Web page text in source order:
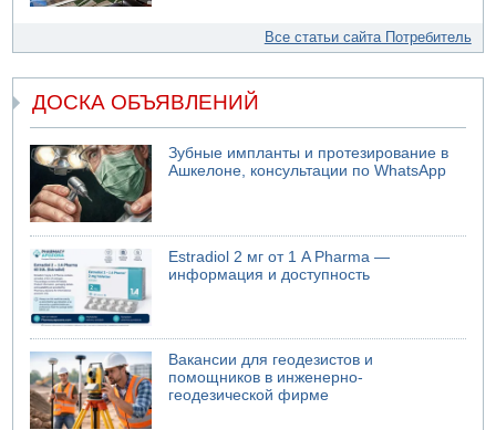
Все статьи сайта Потребитель
ДОСКА ОБЪЯВЛЕНИЙ
Зубные импланты и протезирование в
Ашкелоне, консультации по WhatsApp
Estradiol 2 мг от 1 A Pharma —
информация и доступность
Вакансии для геодезистов и
помощников в инженерно-
геодезической фирме